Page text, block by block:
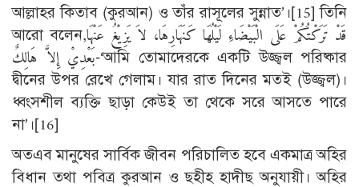
আল্লাহর কিতাব (কুরআন) ও তাঁর রাসূলের সুন্নাত’।[15] তিনি
আরো বলেন,قَدْ تَرَكْتُكُمْ عَلَى الْبَيْضَاءِ لَيْلُهَا كَنَهَارِهَا، لاَ يَزِيْغُ عَنْهَا
بَعْدِيْ إِلاَّ هَالِكٌ-‘আমি তোমাদেরকে একটি উজ্জ্বল পরিষ্কার
দ্বীনের উপর রেখে গেলাম। যার রাত দিনের মতই (উজ্জ্বল)।
ধ্বংসশীল ব্যক্তি ছাড়া কেউই তা থেকে সরে আসতে পারে
না’।[16]
অতএব মানুষের সার্বিক জীবন পরিচালিত হবে একমাত্র অহির
বিধান তথা পবিত্র কুরআন ও ছহীহ হাদীছ অনুযায়ী। অহির